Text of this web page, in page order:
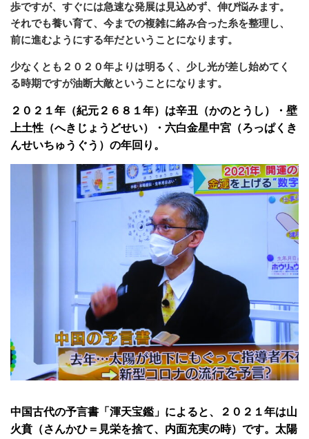
歩ですが、すぐには急速な発展は見込めず、伸び悩みます。
それでも養い育て、今までの複雑に絡み合った糸を整理し、
前に進むようにする年だということになります。
少なくとも２０２０年よりは明るく、少し光が差し始めてく
る時期ですが油断大敵ということになります。
２０２１年（紀元２６８１年）は辛丑（かのとうし）・壁
上土性（へきじょうどせい）・六白金星中宮（ろっぱくき
んせいちゅうぐう）の年回り。
中国古代の予言書「渾天宝鑑」によると、２０２１年は山
火賁（さんかひ＝見栄を捨て、内面充実の時）です。太陽